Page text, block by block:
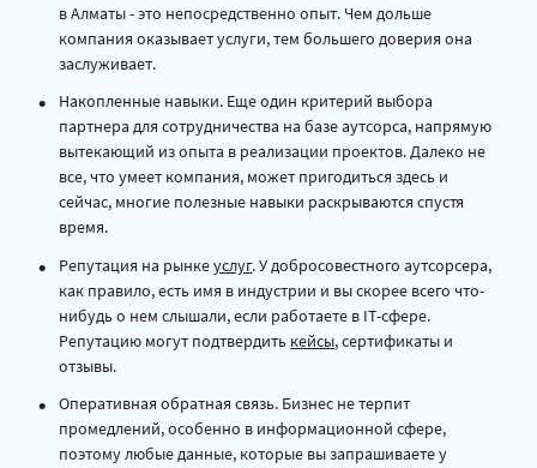
в Алматы - это непосредственно опыт. Чем дольше
компания оказывает услуги, тем большего доверия она
заслуживает.
Накопленные навыки. Еще один критерий выбора
партнера для сотрудничества на базе аутсорса, напрямую
вытекающий из опыта в реализации проектов. Далеко не
все, что умеет компания, может пригодиться здесь и
сейчас, многие полезные навыки раскрываются спустя
время.
Репутация на рынкеуслуг. У добросовестного аутсорсера,
как правило, есть имя в индустрии и вы скорее всего что-
нибудь о нем слышали, если работаете в IT-сфере.
Репутацию могут подтвердить кейсы, сертификаты и
отзывы.
Оперативная обратная связь. Бизнес не терпит
промедлений, особенно в информационной сфере,
поэтому любые данные, которые вы запрашиваете у